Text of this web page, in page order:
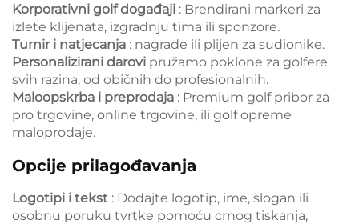
Korporativni golf događaji : Brendirani markeri za
izlete klijenata, izgradnju tima ili sponzore.
Turnir i natjecanja : nagrade ili plijen za sudionike.
Personalizirani darovi pružamo poklone za golfere
svih razina, od običnih do profesionalnih.
Maloopskrba i preprodaja : Premium golf pribor za
pro trgovine, online trgovine, ili golf opreme
maloprodaje.
Opcije prilagođavanja
Logotipi i tekst : Dodajte logotip, ime, slogan ili
osobnu poruku tvrtke pomoću crnog tiskanja,